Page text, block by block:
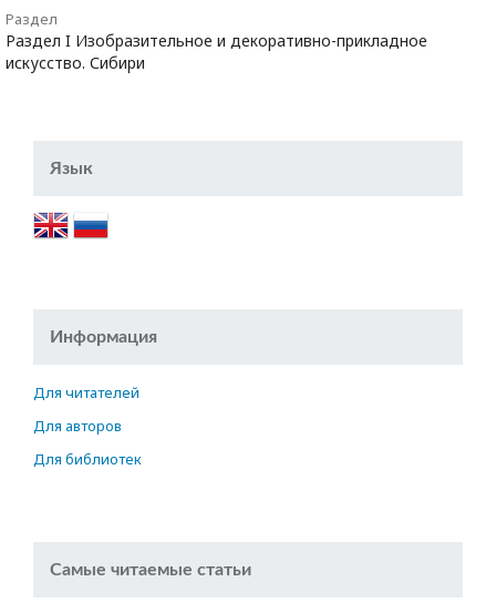
Раздел
Раздел I Изобразительное и декоративно-прикладное
искусство. Сибири
Язык
Информация
Для читателей
Для авторов
Для библиотек
Самые читаемые статьи